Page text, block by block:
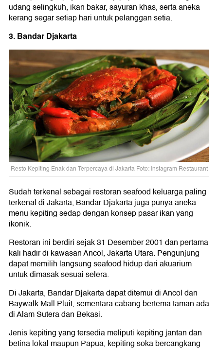
udang selingkuh, ikan bakar, sayuran khas, serta aneka
kerang segar setiap hari untuk pelanggan setia.
3. Bandar Djakarta
Resto Kepiting Enak dan Terpercaya di Jakarta Foto: Instagram Restaurant
Sudah terkenal sebagai restoran seafood keluarga paling
terkenal di Jakarta, Bandar Djakarta juga punya aneka
menu kepiting sedap dengan konsep pasar ikan yang
ikonik.
Restoran ini berdiri sejak 31 Desember 2001 dan pertama
kali hadir di kawasan Ancol, Jakarta Utara. Pengunjung
dapat memilih langsung seafood hidup dari akuarium
untuk dimasak sesuai selera.
Di Jakarta, Bandar Djakarta dapat ditemui di Ancol dan
Baywalk Mall Pluit, sementara cabang bertema taman ada
di Alam Sutera dan Bekasi.
Jenis kepiting yang tersedia meliputi kepiting jantan dan
betina lokal maupun Papua, kepiting soka bercangkang